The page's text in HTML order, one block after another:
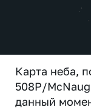
Карта неба,
508P/
данный